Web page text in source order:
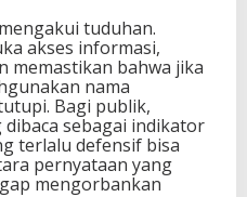
tuduhan.
akses informasi,
memastikan bahwa jika
nama
Bagi publik,
sebagai indikator
terlalu defensif bisa
pernyataan yang
mengorbankan